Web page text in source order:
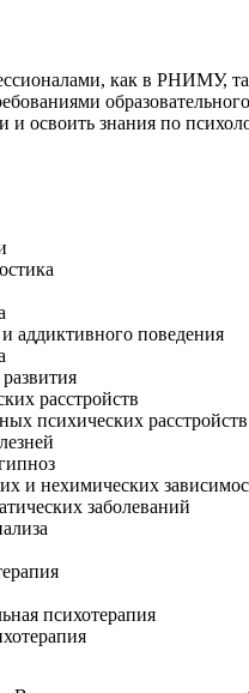
как в РНИМУ,
освоить знания по
аддиктивного поведения
расстройств
психических расстройств
и нехимических
заболеваний
психотерапия